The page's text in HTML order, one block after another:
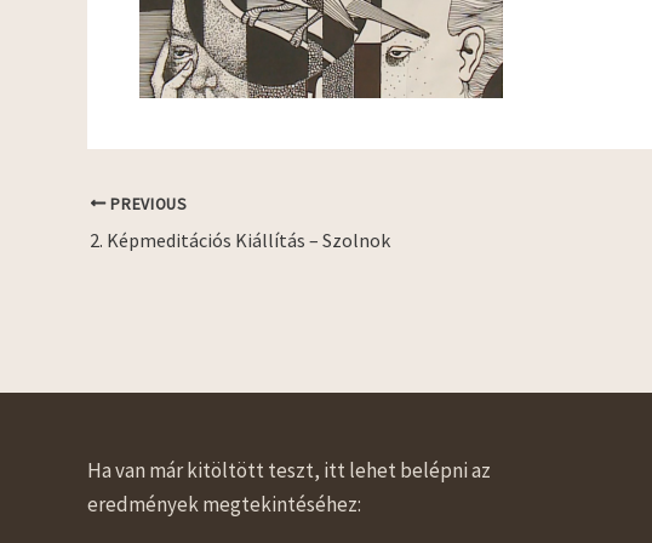
PREVIOUS
2. Képmeditációs Kiállítás – Szolnok
Ha van már kitöltött teszt, itt lehet belépni az
eredmények megtekintéséhez: